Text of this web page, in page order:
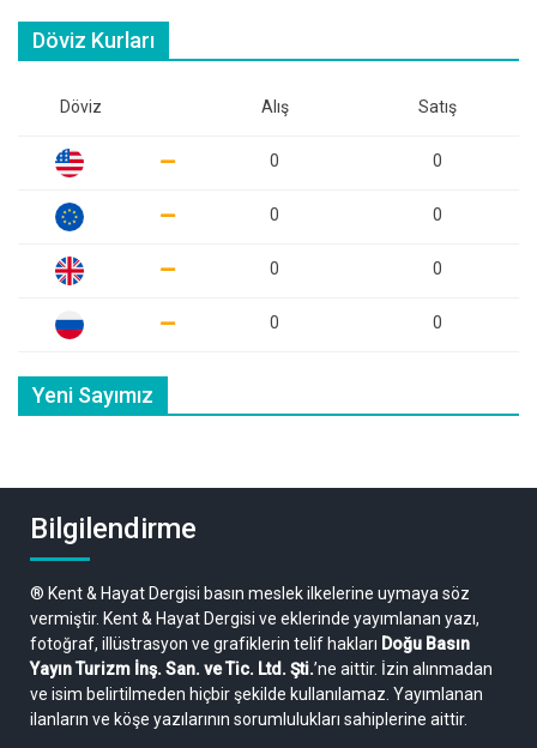
Döviz Kurları
Döviz Alış Satış
0 0
0 0
0 0
0 0
Yeni Sayımız
Bilgilendirme
® Kent & Hayat Dergisi basın meslek ilkelerine uymaya söz
vermiştir. Kent & Hayat Dergisi ve eklerinde yayımlanan yazı,
fotoğraf, illüstrasyon ve grafiklerin telif hakları Doğu Basın
Yayın Turizm İnş. San. ve Tic. Ltd. Şti.’ne aittir. İzin alınmadan
ve isim belirtilmeden hiçbir şekilde kullanılamaz. Yayımlanan
ilanların ve köşe yazılarının sorumlulukları sahiplerine aittir.